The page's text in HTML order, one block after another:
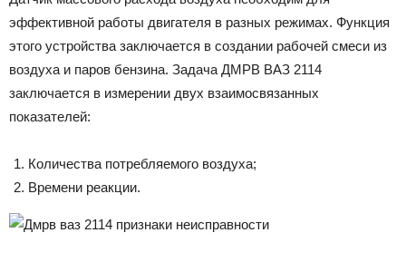
эффективной работы двигателя в разных режимах. Функция
этого устройства заключается в создании рабочей смеси из
воздуха и паров бензина. Задача ДМРВ ВАЗ 2114
заключается в измерении двух взаимосвязанных
показателей:
Количества потребляемого воздуха;
Времени реакции.